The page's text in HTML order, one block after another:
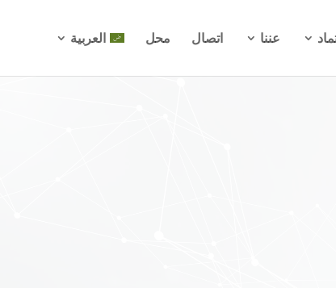
عننا اتصال محل العربية